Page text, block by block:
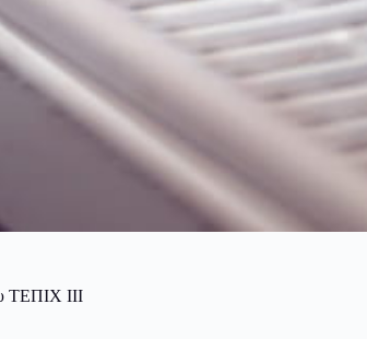
ΤΕΠΙΧ ΙΙΙ